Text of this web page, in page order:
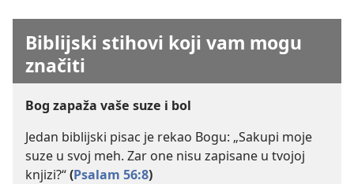
Biblijski stihovi koji vam mogu
značiti
Bog zapaža vaše suze i bol
Jedan biblijski pisac je rekao Bogu: „Sakupi moje
suze u svoj meh. Zar one nisu zapisane u tvojoj
knjizi?“(Psalam 56:8)